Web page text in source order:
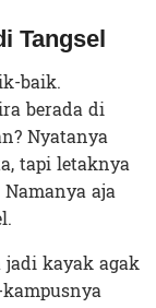
Tangsel
baik.
berada di
Nyatanya
tapi letaknya
aja
jadi kayak agak